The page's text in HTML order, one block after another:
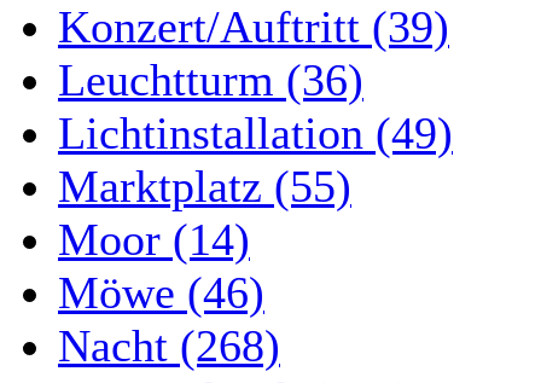
Konzert/Auftritt (39)
Leuchtturm (36)
Lichtinstallation (49)
Marktplatz (55)
Moor (14)
Möwe (46)
Nacht (268)